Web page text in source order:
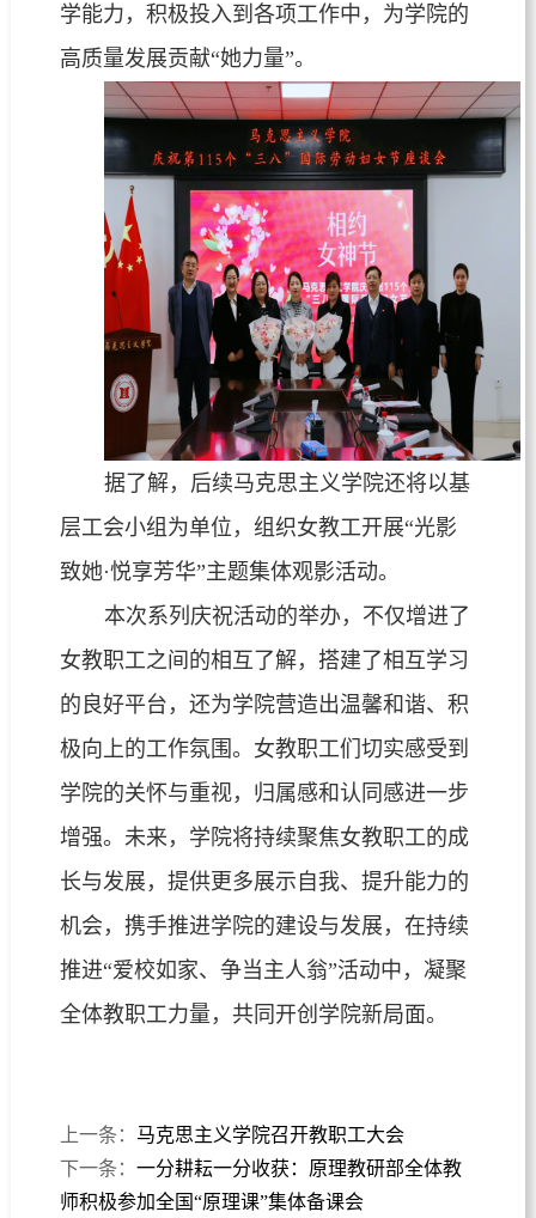
学能力，积极投入到各项工作中，为学院的
高质量发展贡献“她力量”。
据了解，后续马克思主义学院还将以基
层工会小组为单位，组织女教工开展“光影
致她·悦享芳华”主题集体观影活动。
本次系列庆祝活动的举办，不仅增进了
女教职工之间的相互了解，搭建了相互学习
的良好平台，还为学院营造出温馨和谐、积
极向上的工作氛围。女教职工们切实感受到
学院的关怀与重视，归属感和认同感进一步
增强。未来，学院将持续聚焦女教职工的成
长与发展，提供更多展示自我、提升能力的
机会，携手推进学院的建设与发展，在持续
推进“爱校如家、争当主人翁”活动中，凝聚
全体教职工力量，共同开创学院新局面。
上一条： 马克思主义学院召开教职工大会
下一条： 一分耕耘一分收获：原理教研部全体教
师积极参加全国“原理课”集体备课会